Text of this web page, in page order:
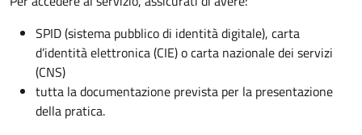
SPID (sistema pubblico di identità digitale), carta
d’identità elettronica (CIE) o carta nazionale dei servizi
(CNS)
tutta la documentazione prevista per la presentazione
della pratica.